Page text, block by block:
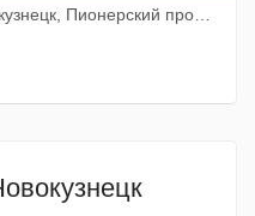
Пионерский проспект, 30